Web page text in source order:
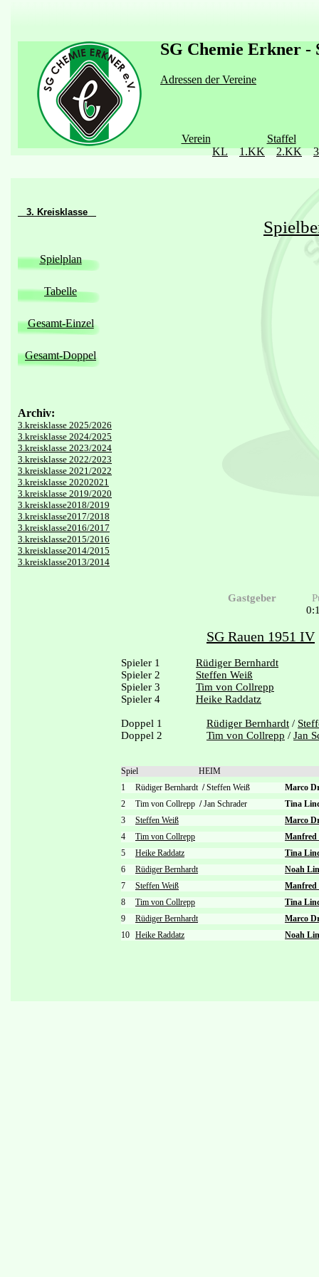
SG Chemie Erkner -
Adressen der Vereine
Verein
Staffel
KL
1.KK 2.KK
3. Kreisklasse
Spielplan
Tabelle
Gesamt-Einzel
Gesamt-Doppel
Archiv:
3.kreisklasse 2025/2026
3.kreisklasse 2024/2025
3.kreisklasse 2023/2024
3.kreisklasse 2022/2023
3.kreisklasse 2021/2022
3.kreisklasse 20202021
3.kreisklasse 2019/2020
3.kreisklasse2018/2019
3.kreisklasse2017/2018
3.kreisklasse2016/2017
3.kreisklasse2015/2016
3.kreisklasse2014/2015
3.kreisklasse2013/2014
Gastgeber
SG Rauen 1951 IV
Spieler 1
Rüdiger Bernhardt
Spieler 2
Steffen Weiß
Spieler 3
Tim von Collrepp
Spieler 4
Heike Raddatz
Doppel 1 Rüdiger Bernhardt /
Doppel 2
Tim von Collrepp / Jan
Spiel
HEIM
1
Rüdiger Bernhardt /Steffen Weiß
Marco
2
Tim von Collrepp /Jan Schrader
Tina
3
Steffen Weiß
Marco
4
Tim von Collrepp
Manfred
5
Heike Raddatz
Tina
6
Rüdiger Bernhardt
Noah
7
Steffen Weiß
Manfred
8
Tim von Collrepp
Tina
9
Rüdiger Bernhardt
Marco
10 Heike Raddatz Noah